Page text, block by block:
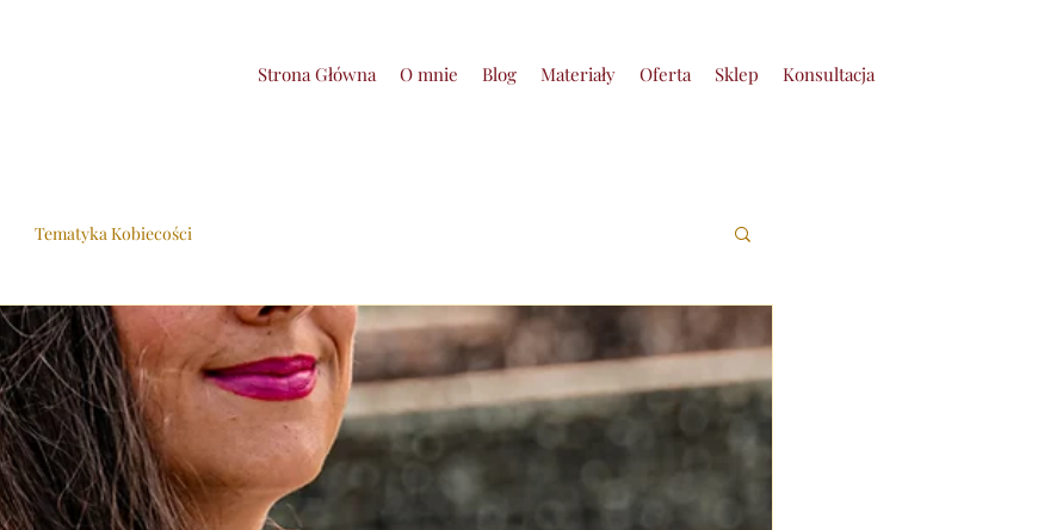
Strona Główna O mnie Blog Materiały Oferta Sklep Konsultacja
Tematyka Kobiecości